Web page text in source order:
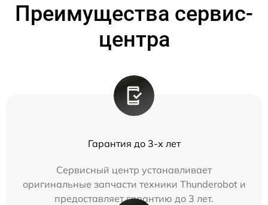
Преимущества сервис-
центра
Гарантия до 3-х лет
Сервисный центр устанавливает
оригинальные запчасти техники Thunderobot и
предоставляет гарантию до 3 лет.